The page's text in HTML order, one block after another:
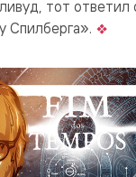
тот ответил
Спилберга».